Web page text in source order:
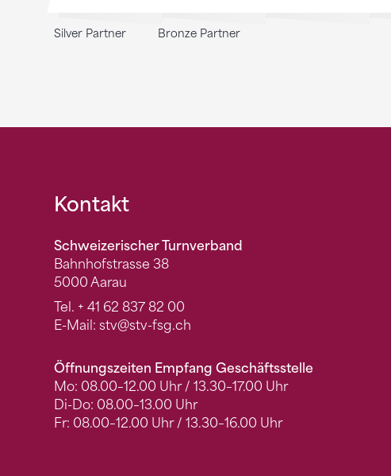
Silver Partner Bronze Partner
Fusszeile
Kontakt
Schweizerischer Turnverband
Bahnhofstrasse 38
5000 Aarau
Tel. + 41 62 837 82 00
E-Mail: stv@stv-fsg.ch
Öffnungszeiten Empfang Geschäftsstelle
Mo: 08.00–12.00 Uhr / 13.30–17.00 Uhr
Di-Do: 08.00–13.00 Uhr
Fr: 08.00–12.00 Uhr / 13.30–16.00 Uhr